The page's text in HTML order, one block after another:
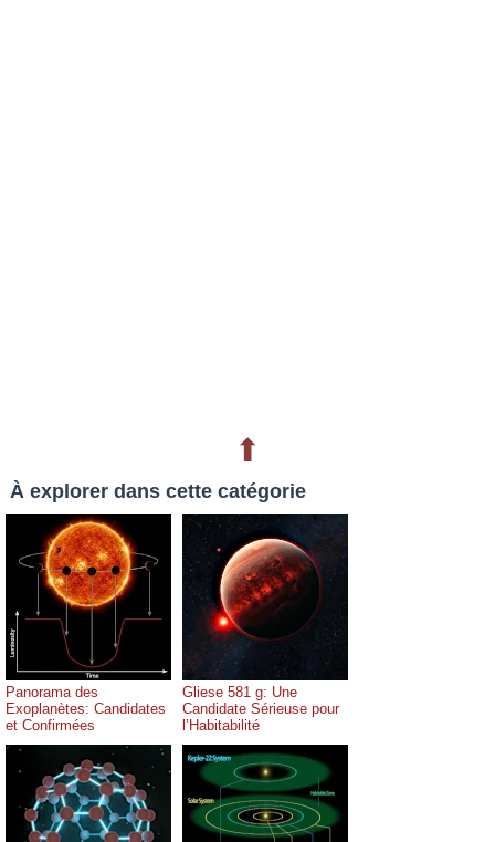
⬆
À explorer dans cette catégorie
Panorama des
Exoplanètes: Candidates
et Confirmées
Gliese 581 g: Une
Candidate Sérieuse pour
l’Habitabilité